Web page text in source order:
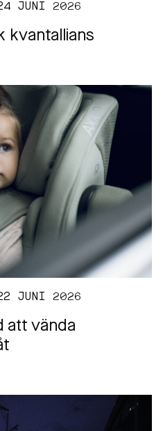
24 JUNI 2026
kvantallians
22 JUNI 2026
att vända